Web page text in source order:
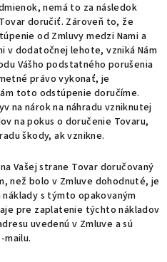
nemá to za následok
doručiť. Zároveň to, že
od Zmluvy medzi Nami a
v dodatočnej lehote, vzniká Nám
Vášho podstatného porušenia
právo vykonať, je
toto odstúpenie doručíme.
na nárok na náhradu vzniknutej
na pokus o doručenie Tovaru,
škody, ak vznikne.
Vašej strane Tovar doručovaný
než bolo v Zmluve dohodnuté, je
s týmto opakovaným
pre zaplatenie týchto nákladov
uvedenú v Zmluve a sú
mailu.